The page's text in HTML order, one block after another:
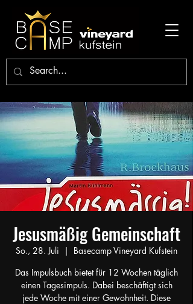
Jesusmäßig Gemeinschaft
So., 28. Juli
  |
Basecamp Vineyard Kufstein
Das Impulsbuch bietet für 12 Wochen täglich
einen Tagesimpuls. Dabei beschäftigt sich
jede Woche mit einer Gewohnheit. Diese